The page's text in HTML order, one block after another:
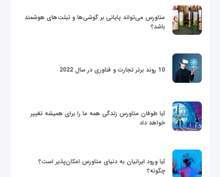
متاورس می‌تواند پایانی بر گوشی‌ها و تبلت‌های هوشمند
باشد؟
10 روند برتر تجارت و فناوری در سال 2022
آیا طوفان متاورس زندگی همه ما را برای همیشه تغییر
خواهد داد
آیا ورود ایرانیان به دنیای متاورس امکان‌پذیر است؟
چگونه؟